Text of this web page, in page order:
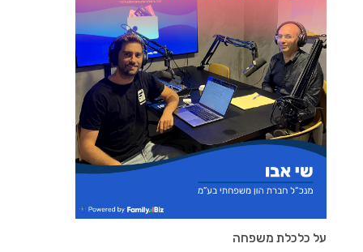
על כלכלת משפחה